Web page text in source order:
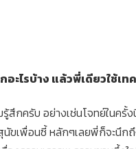
ไรบ้าง แล้วพี่เดียวใช้เท
กครับ อย่างเช่นโจทย์ในครั้
นัขเพื่อนซี้ หลักๆเลยพี่ก็จะ